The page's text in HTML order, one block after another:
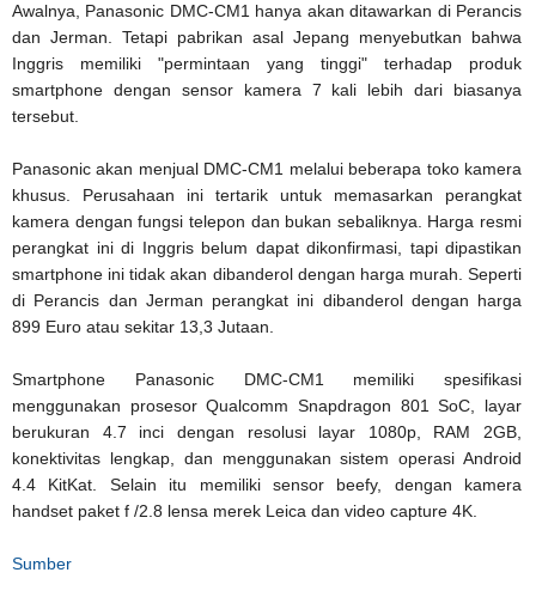
Awalnya, Panasonic DMC-CM1 hanya akan ditawarkan di Perancis
dan Jerman. Tetapi pabrikan asal Jepang menyebutkan bahwa
Inggris memiliki "permintaan yang tinggi" terhadap produk
smartphone dengan sensor kamera 7 kali lebih dari biasanya
tersebut.
Panasonic akan menjual DMC-CM1 melalui beberapa toko kamera
khusus. Perusahaan ini tertarik untuk memasarkan perangkat
kamera dengan fungsi telepon dan bukan sebaliknya. Harga resmi
perangkat ini di Inggris belum dapat dikonfirmasi, tapi dipastikan
smartphone ini tidak akan dibanderol dengan harga murah. Seperti
di Perancis dan Jerman perangkat ini dibanderol dengan harga
899 Euro atau sekitar 13,3 Jutaan.
Smartphone Panasonic DMC-CM1 memiliki spesifikasi
menggunakan prosesor Qualcomm Snapdragon 801 SoC, layar
berukuran 4.7 inci dengan resolusi layar 1080p, RAM 2GB,
konektivitas lengkap, dan menggunakan sistem operasi Android
4.4 KitKat. Selain itu memiliki sensor beefy, dengan kamera
handset paket f /2.8 lensa merek Leica dan video capture 4K.
Sumber